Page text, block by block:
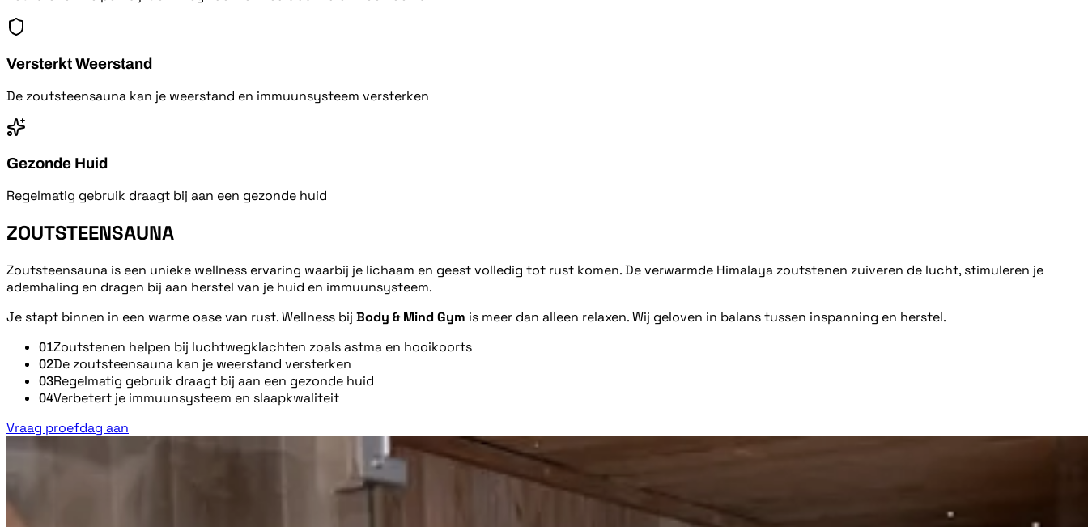
Versterkt Weerstand
De zoutsteensauna kan je weerstand en immuunsysteem versterken
Gezonde Huid
Regelmatig gebruik draagt bij aan een gezonde huid
ZOUTSTEENSAUNA
Zoutsteensauna is een unieke wellness ervaring waarbij je lichaam en geest volledig tot rust komen. De verwarmde Himalaya zoutstenen zuiveren de lucht, stimuleren je
ademhaling en dragen bij aan herstel van je huid en immuunsysteem.
Je stapt binnen in een warme oase van rust. Wellness bij Body & Mind Gym is meer dan alleen relaxen. Wij geloven in balans tussen inspanning en herstel.
01Zoutstenen helpen bij luchtwegklachten zoals astma en hooikoorts
02De zoutsteensauna kan je weerstand versterken
03Regelmatig gebruik draagt bij aan een gezonde huid
04Verbetert je immuunsysteem en slaapkwaliteit
Vraag proefdag aan